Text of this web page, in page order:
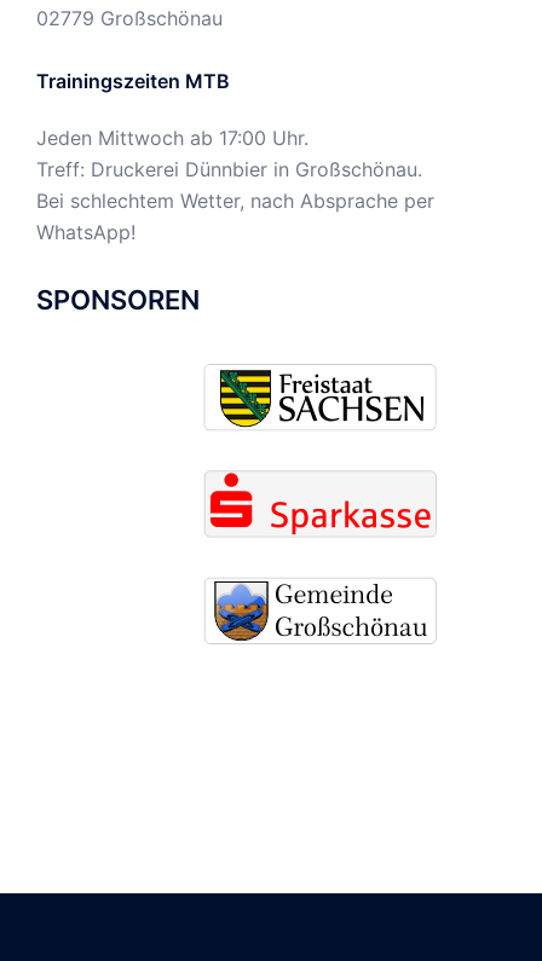
02779 Großschönau
Trainingszeiten MTB
Jeden Mittwoch ab 17:00 Uhr.
Treff: Druckerei Dünnbier in Großschönau.
Bei schlechtem Wetter, nach Absprache per
WhatsApp!
SPONSOREN